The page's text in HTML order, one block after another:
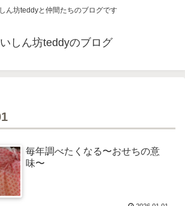
ん坊teddyと仲間たちのブログです
しん坊teddyのブログ
毎年調べたくなる〜おせちの意
味〜